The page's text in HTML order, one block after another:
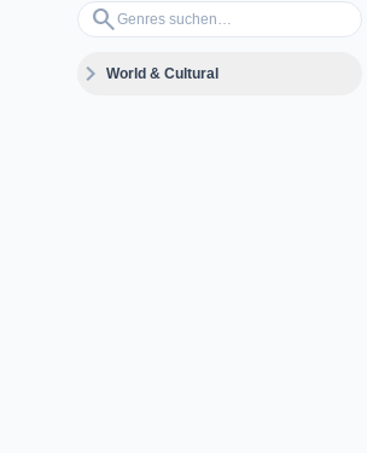
search
Genres suchen…
expand_moreWorld & Cultural